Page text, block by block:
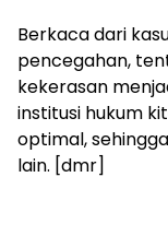
Berkaca dari
pencegahan,
kekerasan
institusi hukum
optimal,
lain. [dmr]